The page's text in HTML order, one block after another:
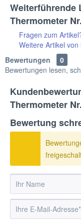
Weiterführende
Thermometer
Fragen zum
Weitere Artikel von
Bewertungen
0
Bewertungen lesen,
Thermometer
Bewertung